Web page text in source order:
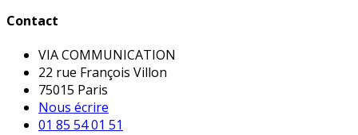
Contact
VIA COMMUNICATION
22 rue François Villon
75015 Paris
Nous écrire
01 85 54 01 51